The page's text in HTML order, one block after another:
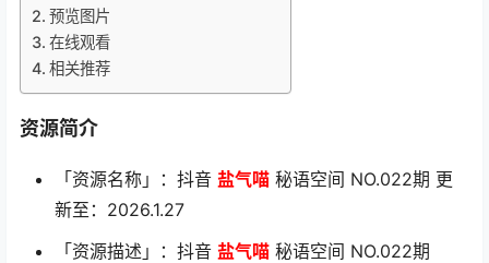
预览图片
在线观看
相关推荐
资源简介
「资源名称」：抖音 盐气喵 秘语空间 NO.022期 更
新至：2026.1.27
「资源描述」：抖音 盐气喵 秘语空间 NO.022期